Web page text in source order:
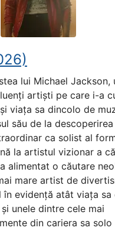
lui Michael Jackson,
artiști pe care i-a
viața sa dincolo de
său de la descoperirea
ca solist al
la artistul vizionar a
alimentat o căutare
mare artist de
în evidență atât viața sa
unele dintre cele mai
din cariera sa solo